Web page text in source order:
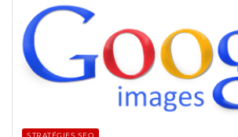
STRATÉGIES SEO